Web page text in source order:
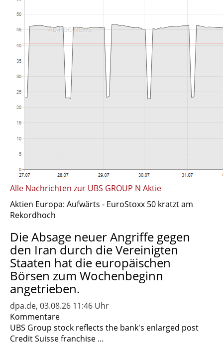
Alle Nachrichten zur UBS GROUP N Aktie
Aktien Europa: Aufwärts - EuroStoxx 50 kratzt am
Rekordhoch
Die Absage neuer Angriffe gegen
den Iran durch die Vereinigten
Staaten hat die europäischen
Börsen zum Wochenbeginn
angetrieben.
dpa.de, 03.08.26 11:46 Uhr
Kommentare
UBS Group stock reflects the bank's enlarged post
Credit Suisse franchise ...